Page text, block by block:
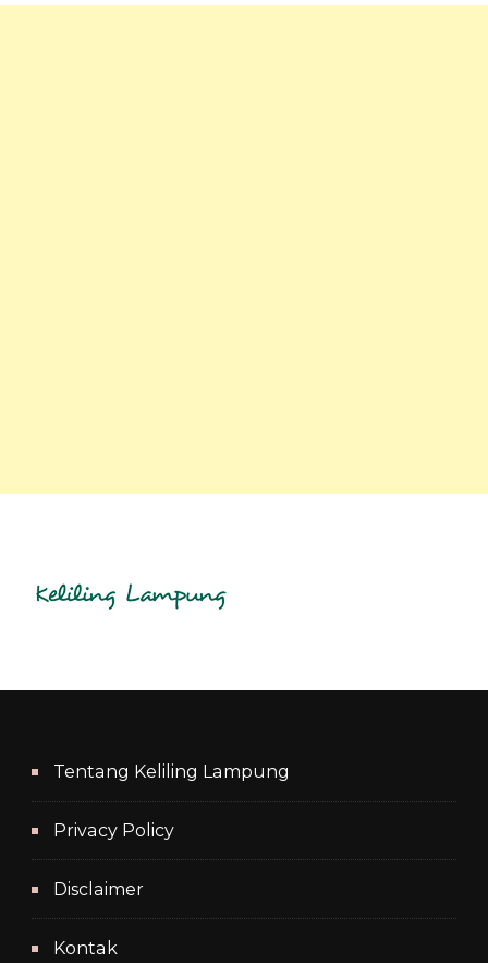
Tentang Keliling Lampung
Privacy Policy
Disclaimer
Kontak